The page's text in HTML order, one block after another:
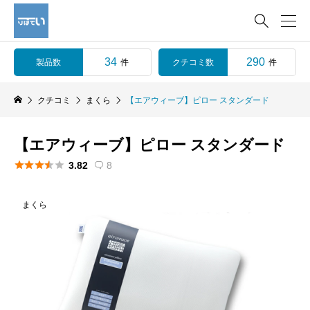

製品数 34 件 クチコミ数 290 件
クチコミ まくら 【エアウィーブ】ピロー スタンダード
【エアウィーブ】ピロー スタンダード
 3.82  8
まくら